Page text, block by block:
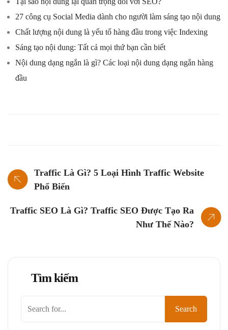
27 công cụ Social Media dành cho người làm sáng tạo nội dung
Chất lượng nội dung là yếu tố hàng đầu trong việc Indexing
Sáng tạo nội dung: Tất cả mọi thứ bạn cần biết
Nội dung dạng ngắn là gì? Các loại nội dung dạng ngắn hàng
đầu
Traffic Là Gì? 5 Loại Hình Traffic Website
Phổ Biến
Traffic SEO Là Gì? Traffic SEO Được Tạo Ra
Như Thế Nào?
Tìm kiếm
Search